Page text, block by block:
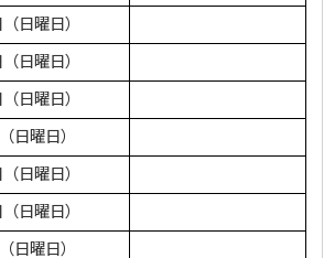
日曜日）
日曜日）
日曜日）
日曜日）
日曜日）
日曜日）
日曜日）